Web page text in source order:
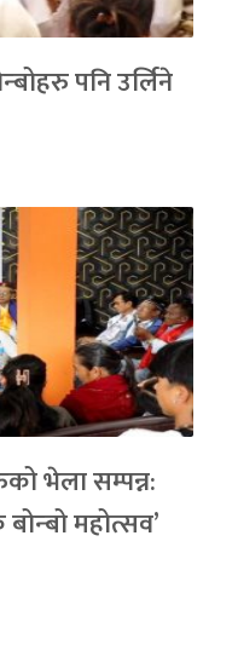
पनि उर्लिने
भेला सम्पन्न:
महोत्सव’